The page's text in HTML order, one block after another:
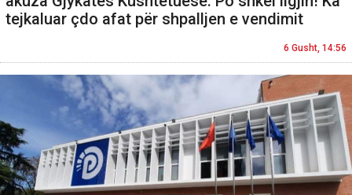
tejkaluar çdo afat për shpalljen e vendimit
6 Gusht, 14:56